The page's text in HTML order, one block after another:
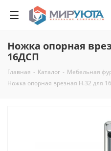
Ножка опорная
16ДСП
Главная - Каталог - Мебельная
Ножка опорная врезная Н.32 для